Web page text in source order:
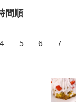
間順
4 5 6 7